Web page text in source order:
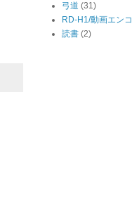
弓道 (31)
RD-H1/動画エンコ
読書 (2)